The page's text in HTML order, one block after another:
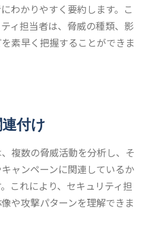
わかりやすく要約します。こ
ィ担当者は、脅威の種類、影
素早く把握することができま
付け
複数の脅威活動を分析し、そ
ャンペーンに関連しているか
これにより、セキュリティ担
や攻撃パターンを理解できま